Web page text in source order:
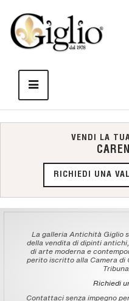
VENDI LA
RICHIEDI UNA
La galleria Antichità Giglio
della vendita di dipinti
di arte moderna e
perito iscritto alla Camera di
Richiedi
Contattaci senza impegno